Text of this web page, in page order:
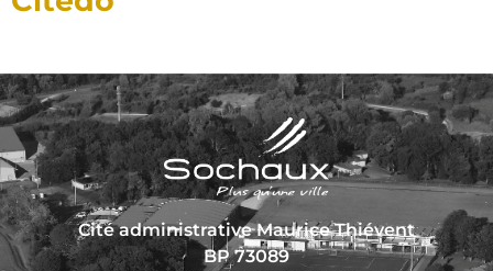
Cité administrative Maurice Thiévent
BP 73089